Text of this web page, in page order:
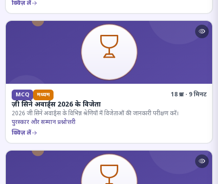
क्विज़ लें
MCQ मध्यम 18 प्रश्न · 9 मिनट
ज़ी सिने अवार्ड्स 2026 के विजेता
2026 जी सिने अवार्ड्स के विभिन्न श्रेणियों में विजेताओं की जानकारी परीक्षण करें।
पुरस्कार और सम्मान प्रश्नोत्तरी
क्विज़ लें